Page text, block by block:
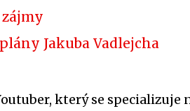
Jakuba Vadlejcha
který se